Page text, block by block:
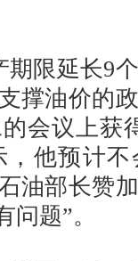
限延长9
撑油价的
会议上获
他预计
油部长赞
题”。